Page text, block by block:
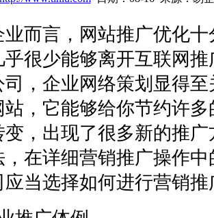
言，网站推广优化十
很少能够离开互联网
司，企业网络策划显得
站，它能够给你节约许
变，出现了很多新的推
，在详细营销推广操作
当选择如何进行营销推